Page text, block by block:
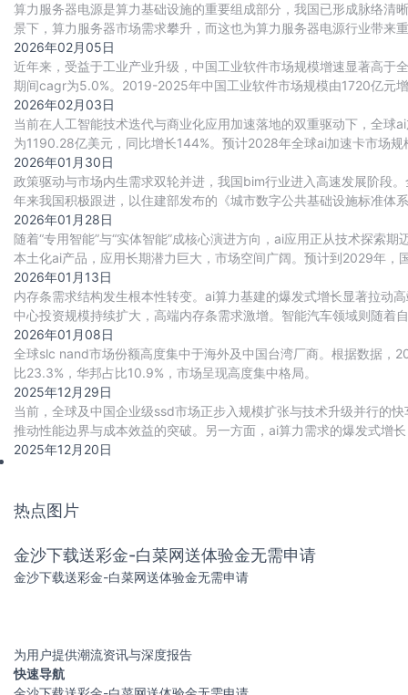
算力服务器电源是算力基础设施的重要组成部分，我国已形成脉络清
景下，算力服务器市场需求攀升，而这也为算力服务器电源行业带来
重要动力。目前国内厂商正积极布局，行业竞争
2026年02月05日
近年来，受益于工业产业升级，中国工业软件市场规模增速显著高
期间cagr为5.0%。2019-2025年中国工业软件市场规模由1720亿元
2026年02月03日
当前在人工智能技术迭代与商业化应用加速落地的双重驱动下，全
为1190.28亿美元，同比增长144%。预计2028年全球ai加速卡市场
2026年01月30日
政策驱动与市场内生需求双轮并进，我国bim行业进入高速发展阶段
年来我国积极跟进，以住建部发布的《城市数字公共基础设施标准体
（bim）、地理信息系统（gis）、城市白模、
2026年01月28日
随着“专用智能”与“实体智能”成核心演进方向，ai应用正从技术探索
本土化ai产品，应用长期潜力巨大，市场空间广阔。预计到2029年，
2026年01月13日
内存条需求结构发生根本性转变。ai算力基建的爆发式增长显著拉动
中心投资规模持续扩大，高端内存条需求激增。智能汽车领域则随
游戏本、工作站等场景加速渗
2026年01月08日
全球slc nand市场份额高度集中于海外及中国台湾厂商。根据数据
比23.3%，华邦占比10.9%，市场呈现高度集中格局。
2025年12月29日
当前，全球及中国企业级ssd市场正步入规模扩张与技术升级并行的
推动性能边界与成本效益的突破。另一方面，ai算力需求的爆发式增
与cxl高速互联协议
2025年12月20日
热点图片
金沙下载送彩金-白菜网送体验金无需申请
金沙下载送彩金-白菜网送体验金无需申请
为用户提供潮流资讯与深度报告
快速导航